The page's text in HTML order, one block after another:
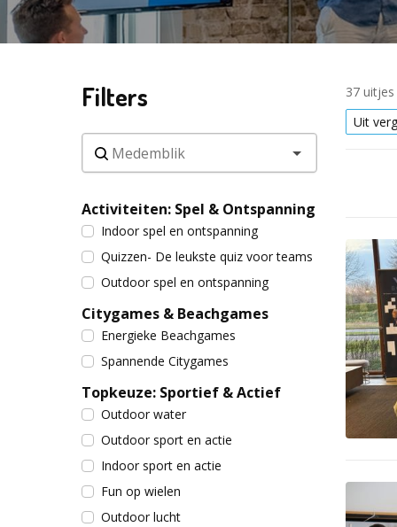
Filters
Activiteiten: Spel & Ontspanning
Indoor spel en ontspanning
Quizzen- De leukste quiz voor teams
Outdoor spel en ontspanning
Citygames & Beachgames
Energieke Beachgames
Spannende Citygames
Topkeuze: Sportief & Actief
Outdoor water
Outdoor sport en actie
Indoor sport en actie
Fun op wielen
Outdoor lucht
37
Uit